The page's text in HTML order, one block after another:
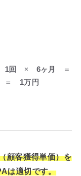
1回 × 6ヶ月 ＝
＝ 1万円
顧客獲得単価）を
は適切です。